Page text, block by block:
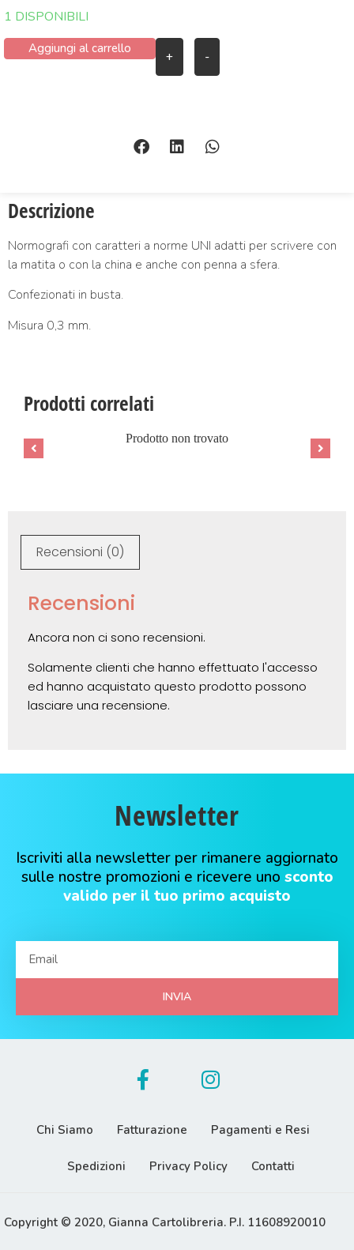
1 DISPONIBILI
+ -
Aggiungi al carrello
Descrizione
Normografi con caratteri a norme UNI adatti per scrivere con
la matita o con la china e anche con penna a sfera.
Confezionati in busta.
Misura 0,3 mm.
Prodotti correlati
Prodotto non trovato
Recensioni (0)
Recensioni
Ancora non ci sono recensioni.
Solamente clienti che hanno effettuato l'accesso
ed hanno acquistato questo prodotto possono
lasciare una recensione.
Newsletter
Iscriviti alla newsletter per rimanere aggiornato
sulle nostre promozioni e ricevere uno sconto
valido per il tuo primo acquisto
INVIA
Chi Siamo Fatturazione Pagamenti e Resi
Spedizioni Privacy Policy Contatti
Copyright © 2020, Gianna Cartolibreria. P.I. 11608920010